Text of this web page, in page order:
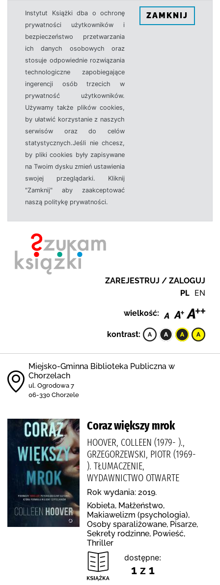
Instytut Książki dba o ochronę
prywatności użytkowników i
bezpieczeństwo przetwarzania
ich danych osobowych oraz
stosuje odpowiednie rozwiązania
technologiczne zapobiegające
ingerencji osób trzecich w
prywatność użytkowników.
Używamy także plików cookies,
by ułatwić korzystanie z naszych
serwisów oraz do celów
statystycznych.Jeśli nie chcesz,
by pliki cookies były zapisywane
na Twoim dysku zmień ustawienia
swojej przeglądarki. Kliknij
"Zamknij" aby zaakceptować
naszą politykę prywatności.
ZAMKNIJ
ZAREJESTRUJ / ZALOGUJ
PL EN
wielkość:
kontrast:
Miejsko-Gminna Biblioteka Publiczna w
Chorzelach
ul. Ogrodowa 7
06-330 Chorzele
Coraz większy mrok
HOOVER, COLLEEN (1979- ).,
GRZEGORZEWSKI, PIOTR (1969-
). TŁUMACZENIE,
WYDAWNICTWO OTWARTE
Rok wydania: 2019.
Kobieta, Małżeństwo,
Makiawelizm (psychologia),
Osoby sparaliżowane, Pisarze,
Sekrety rodzinne, Powieść,
Thriller
dostępne:
1 z 1